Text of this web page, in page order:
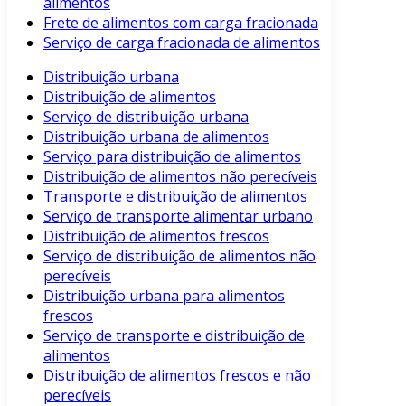
Frete de alimentos com carga fracionada
Serviço de carga fracionada de alimentos
Distribuição urbana
Distribuição de alimentos
Serviço de distribuição urbana
Distribuição urbana de alimentos
Serviço para distribuição de alimentos
Distribuição de alimentos não perecíveis
Transporte e distribuição de alimentos
Serviço de transporte alimentar urbano
Distribuição de alimentos frescos
Serviço de distribuição de alimentos não
perecíveis
Distribuição urbana para alimentos
frescos
Serviço de transporte e distribuição de
alimentos
Distribuição de alimentos frescos e não
perecíveis